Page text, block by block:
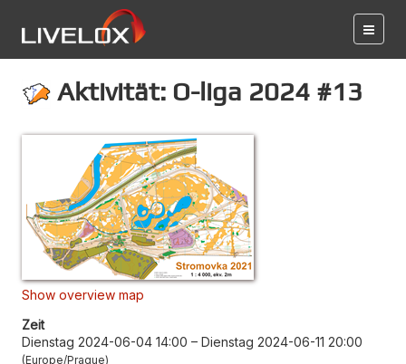
Aktivität: O-liga 2024 #13
Show overview map
Zeit
Dienstag 2024-06-04 14:00 – Dienstag 2024-06-11 20:00
Europe/Prague